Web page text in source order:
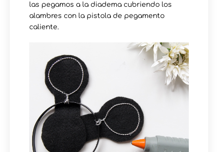
las pegamos a la diadema cubriendo los
alambres con la pistola de pegamento
caliente.